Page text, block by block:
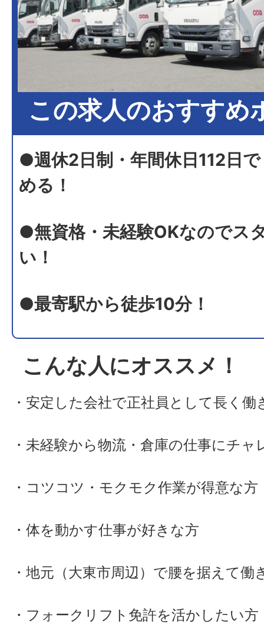
この求人のおすすめ
●週休2日制・年間休日112日
める！
●無資格・未経験OKなのでス
い！
●最寄駅から徒歩10分！
こんな人にオススメ！
・安定した会社で正社員として長く働
・未経験から物流・倉庫の仕事にチ
・コツコツ・モクモク作業が得意な方
・体を動かす仕事が好きな方
・地元（大東市周辺）で腰を据えて働
・フォークリフト免許を活かしたい